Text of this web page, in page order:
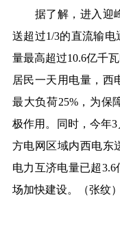
据了解，进入迎峰
送超过1/3的直流输
量最高超过10.6亿千
居民一天用电量，西
最大负荷25%，为保
极作用。同时，今年
方电网区域内西电东
电力互济电量已超
场加快建设。（张纹）